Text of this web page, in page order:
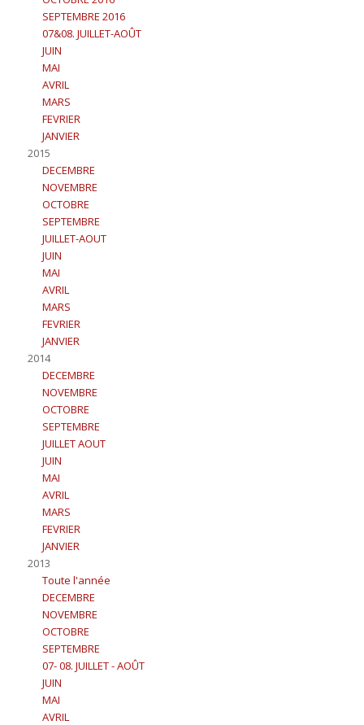
SEPTEMBRE 2016
07&08. JUILLET-AOÛT
JUIN
MAI
AVRIL
MARS
FEVRIER
JANVIER
2015
DECEMBRE
NOVEMBRE
OCTOBRE
SEPTEMBRE
JUILLET-AOUT
JUIN
MAI
AVRIL
MARS
FEVRIER
JANVIER
2014
DECEMBRE
NOVEMBRE
OCTOBRE
SEPTEMBRE
JUILLET AOUT
JUIN
MAI
AVRIL
MARS
FEVRIER
JANVIER
2013
Toute l'année
DECEMBRE
NOVEMBRE
OCTOBRE
SEPTEMBRE
07- 08. JUILLET - AOÛT
JUIN
MAI
AVRIL